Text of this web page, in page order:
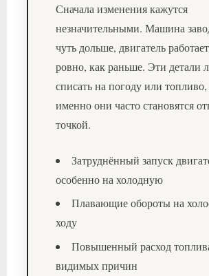
Сначала изменения кажутся
незначительными. Машина
чуть дольше, двигатель
ровно, как раньше. Эти детали
списать на погоду или
именно они часто становятся
точкой.
Затруднённый запуск
особенно на холодную
Плавающие обороты на
ходу
Повышенный расход
видимых причин